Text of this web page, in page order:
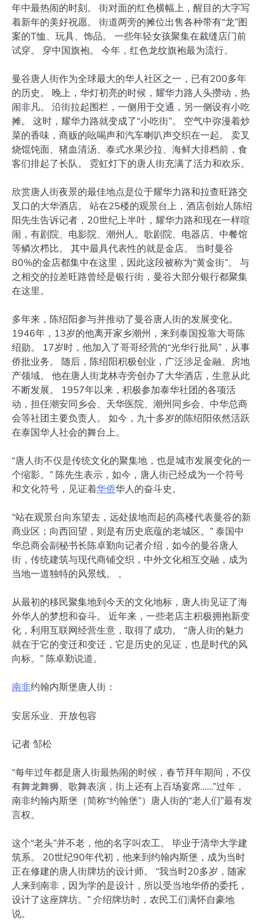
年中最热闹的时刻。 街对面的红色横幅上，醒目的大字写
着新年的美好祝愿。 街道两旁的摊位出售各种带有“龙”图
案的T恤、玩具、饰品。 一些年轻女孩聚集在裁缝店门前
试穿。 穿中国旗袍。 今年，红色龙纹旗袍最为流行。
曼谷唐人街作为全球最大的华人社区之一，已有200多年
的历史。 晚上，华灯初亮的时候，耀华力路人头攒动，热
闹非凡。 沿街拉起围栏，一侧用于交通，另一侧设有小吃
摊。 这时，耀华力路就变成了“小吃街”。 空气中弥漫着炒
菜的香味，商贩的吆喝声和汽车喇叭声交织在一起。 卖叉
烧馄饨面、猪血清汤、泰式水果沙拉、海鲜大排档前，食
客们排起了长队。 霓虹灯下的唐人街充满了活力和欢乐。
欣赏唐人街夜景的最佳地点是位于耀华力路和拉查旺路交
叉口的大华酒店。 站在25楼的观景台上，酒店创始人陈绍
阳先生告诉记者，20世纪上半叶，耀华力路和现在一样喧
闹，有剧院、电影院、潮州人。歌剧院、电器店、中餐馆
等鳞次栉比。 其中最具代表性的就是金店。 当时曼谷
80%的金店都集中在这里，因此这段被称为“黄金街”。 与
之相交的拉差旺路曾经是银行街，曼谷大部分银行都聚集
在这里。
多年来，陈绍阳参与并推动了曼谷唐人街的发展变化。
1946年，13岁的他离开家乡潮州，来到泰国投靠大哥陈
绍勋。 17岁时，他加入了哥哥经营的“光华行批局”，从事
侨批业务。 随后，陈绍阳积极创业，广泛涉足金融、房地
产领域。 他在唐人街龙林寺旁创办了大华酒店，生意从此
不断发展。 1957年以来，积极参加泰华社团的各项活
动，担任潮安同乡会、天华医院、潮州同乡会、中华总商
会等社团主要负责人。 如今，九十多岁的陈绍阳依然活跃
在泰国华人社会的舞台上。
“唐人街不仅是传统文化的聚集地，也是城市发展变化的一
个缩影。” 陈先生表示，如今，唐人街已经成为一个符号
和文化符号，见证着华侨华人的奋斗史。
“站在观景台向东望去，远处拔地而起的高楼代表曼谷的新
商业区；向西回望，则是有历史底蕴的老城区。” 泰国中
华总商会副秘书长陈卓勤向记者介绍，如今的曼谷唐人
街，传统建筑与现代商铺交织，中外文化相互交融，成为
当地一道独特的风景线。 。
从最初的移民聚集地到今天的文化地标，唐人街见证了海
外华人的梦想和奋斗。 近年来，一些老店主积极拥抱新变
化，利用互联网经营生意，取得了成功。 “唐人街的魅力
就在于它的变迁和变迁，它是历史的见证，也是时代的风
向标。” 陈卓勤说道。
南非约翰内斯堡唐人街：
安居乐业、开放包容
记者 邹松
“每年过年都是唐人街最热闹的时候，春节拜年期间，不仅
有舞龙舞狮、歌舞表演，街上还有上百场宴席……”过年，
南非约翰内斯堡（简称“约翰堡”）唐人街的“老人们”最有发
言权。
这个“老头”并不老，他的名字叫农工。 毕业于清华大学建
筑系。 20世纪90年代初，他来到约翰内斯堡，成为当时
正在修建的唐人街牌坊的设计师。 “我当时20多岁，随家
人来到南非，因为学的是设计，所以受当地华侨的委托，
设计了这座牌坊。” 介绍牌坊时，农民工们满怀自豪地
说。